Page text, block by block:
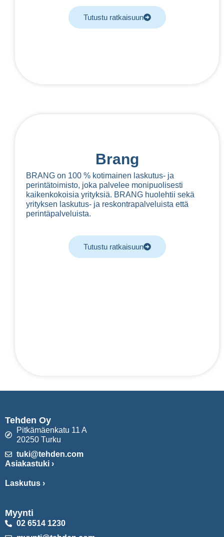
Tutustu ratkaisuun
Brang
BRANG on 100 % kotimainen laskutus- ja
perintätoimisto, joka palvelee monipuolisesti
kaikenkokoisia yrityksiä. BRANG huolehtii sekä
yrityksen laskutus- ja reskontrapalveluista että
perintäpalveluista.
Tutustu ratkaisuun
Tehden Oy
Pitkämäenkatu 11 A
20250 Turku
tuki@tehden.com
Asiakastuki ›
Laskutus ›
Myynti
02 6514 1230